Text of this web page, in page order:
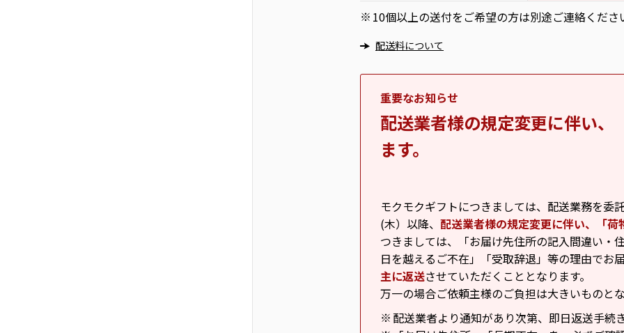
※ 10個以上の送付をご希望の方は別途ご連絡くださ
配送料について
重要なお知らせ
配送業者様の規定変更に伴い
ます。
モクモクギフトにつきましては、配送業務を委
(木）以降、 配送業者様の規定変更に伴い、「
つきましては、「お届け先住所の記入間違い・
日を越えるご不在」「受取辞退」等の理由でお
主に返送させていただくこととなります。
万一の場合ご依頼主様のご負担は大きいものと
※ 配送業者より通知があり次第、即日返送手続